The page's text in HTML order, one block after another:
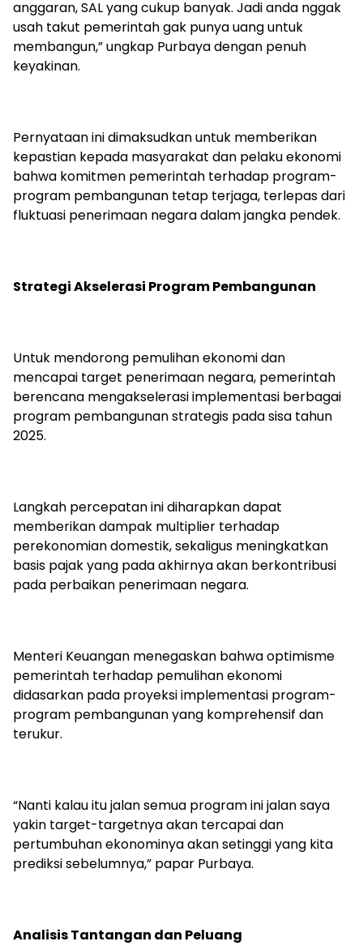
anggaran, SAL yang cukup banyak. Jadi anda nggak
usah takut pemerintah gak punya uang untuk
membangun,” ungkap Purbaya dengan penuh
keyakinan.
Pernyataan ini dimaksudkan untuk memberikan
kepastian kepada masyarakat dan pelaku ekonomi
bahwa komitmen pemerintah terhadap program-
program pembangunan tetap terjaga, terlepas dari
fluktuasi penerimaan negara dalam jangka pendek.
Strategi Akselerasi Program Pembangunan
Untuk mendorong pemulihan ekonomi dan
mencapai target penerimaan negara, pemerintah
berencana mengakselerasi implementasi berbagai
program pembangunan strategis pada sisa tahun
2025.
Langkah percepatan ini diharapkan dapat
memberikan dampak multiplier terhadap
perekonomian domestik, sekaligus meningkatkan
basis pajak yang pada akhirnya akan berkontribusi
pada perbaikan penerimaan negara.
Menteri Keuangan menegaskan bahwa optimisme
pemerintah terhadap pemulihan ekonomi
didasarkan pada proyeksi implementasi program-
program pembangunan yang komprehensif dan
terukur.
“Nanti kalau itu jalan semua program ini jalan saya
yakin target-targetnya akan tercapai dan
pertumbuhan ekonominya akan setinggi yang kita
prediksi sebelumnya,” papar Purbaya.
Analisis Tantangan dan Peluang